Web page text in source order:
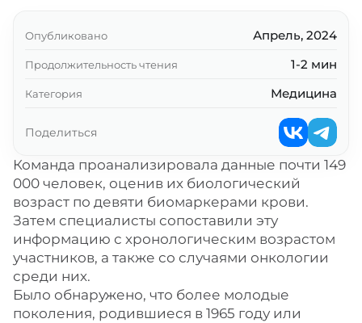
Команда проанализировала данные почти 149
000 человек, оценив их биологический
возраст по девяти биомаркерами крови.
Затем специалисты сопоставили эту
информацию с хронологическим возрастом
участников, а также со случаями онкологии
среди них.
Было обнаружено, что более молодые
поколения, родившиеся в 1965 году или
Опубликовано Апрель, 2024
Продолжительность чтения 1-2 мин
Категория Медицина
Поделиться